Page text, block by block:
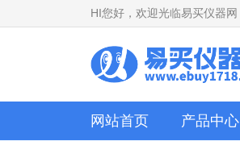
HI您好，欢迎光临易买仪器网
网站首页 产品中心